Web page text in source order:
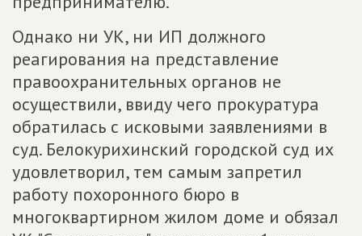
Однако ни УК, ни ИП должного
реагирования на представление
правоохранительных органов не
осуществили, ввиду чего прокуратура
обратилась с исковыми заявлениями в
суд. Белокурихинский городской суд их
удовлетворил, тем самым запретил
работу похоронного бюро в
многоквартирном жилом доме и обязал